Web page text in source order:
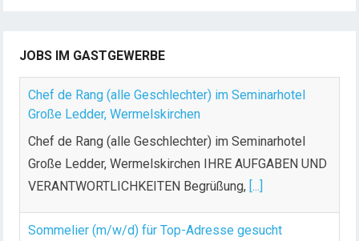
JOBS IM GASTGEWERBE
Chef de Rang (alle Geschlechter) im Seminarhotel
Große Ledder, Wermelskirchen
Chef de Rang (alle Geschlechter) im Seminarhotel
Große Ledder, Wermelskirchen IHRE AUFGABEN UND
VERANTWORTLICHKEITEN Begrüßung, [...]
Sommelier (m/w/d) für Top-Adresse gesucht